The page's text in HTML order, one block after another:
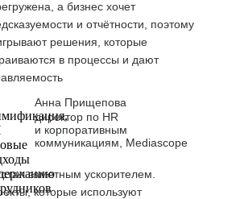
а бизнес хочет
и отчётности, поэтому
решения, которые
в процессы и дают
Анна Прищепова
директор по HR
и корпоративным
коммуникациям, Mediascope
заметным ускорителем.
которые используют